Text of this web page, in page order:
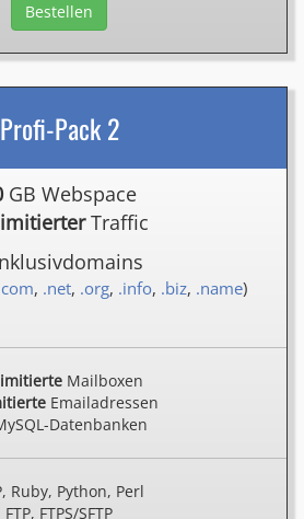
Bestellen
Profi-Pack 2
GB Webspace
Traffic
, .net, .org, .info, .biz, .name)
Mailboxen
Emailadressen
Datenbanken
Ruby, Python, Perl
FTP, FTPS/SFTP